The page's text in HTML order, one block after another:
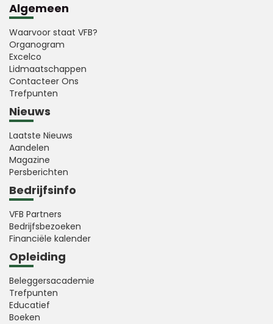
Algemeen
Waarvoor staat VFB?
Organogram
Excelco
Lidmaatschappen
Contacteer Ons
Trefpunten
Nieuws
Laatste Nieuws
Aandelen
Magazine
Persberichten
Bedrijfsinfo
VFB Partners
Bedrijfsbezoeken
Financiële kalender
Opleiding
Beleggersacademie
Trefpunten
Educatief
Boeken